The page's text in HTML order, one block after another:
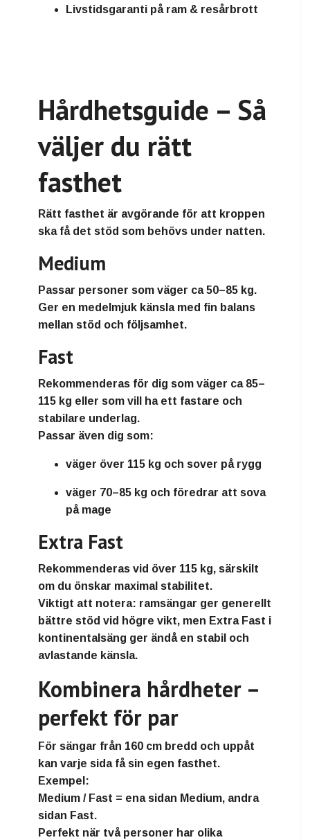
Livstidsgaranti på ram & resårbrott
Hårdhetsguide – Så
väljer du rätt
fasthet
Rätt fasthet är avgörande för att kroppen
ska få det stöd som behövs under natten.
Medium
Passar personer som väger ca 50–85 kg.
Ger en medelmjuk känsla med fin balans
mellan stöd och följsamhet.
Fast
Rekommenderas för dig som väger ca 85–
115 kg eller som vill ha ett fastare och
stabilare underlag.
Passar även dig som:
väger över 115 kg och sover på rygg
väger 70–85 kg och föredrar att sova
på mage
Extra Fast
Rekommenderas vid över 115 kg, särskilt
om du önskar maximal stabilitet.
Viktigt att notera: ramsängar ger generellt
bättre stöd vid högre vikt, men Extra Fast i
kontinentalsäng ger ändå en stabil och
avlastande känsla.
Kombinera hårdheter –
perfekt för par
För sängar från 160 cm bredd och uppåt
kan varje sida få sin egen fasthet.
Exempel:
Medium / Fast = ena sidan Medium, andra
sidan Fast.
Perfekt när två personer har olika